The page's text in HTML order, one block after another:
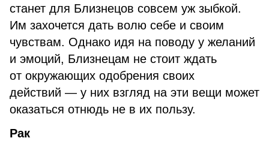
станет для Близнецов совсем уж зыбкой.
Им захочется дать волю себе и своим
чувствам. Однако идя на поводу у желаний
и эмоций, Близнецам не стоит ждать
от окружающих одобрения своих
действий — у них взгляд на эти вещи может
оказаться отнюдь не в их пользу.
Рак